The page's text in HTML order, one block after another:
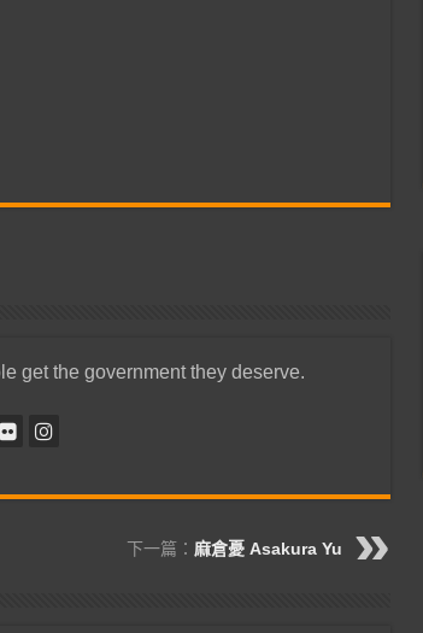
get the government they deserve.
下一篇： 麻倉憂 Asakura Yu